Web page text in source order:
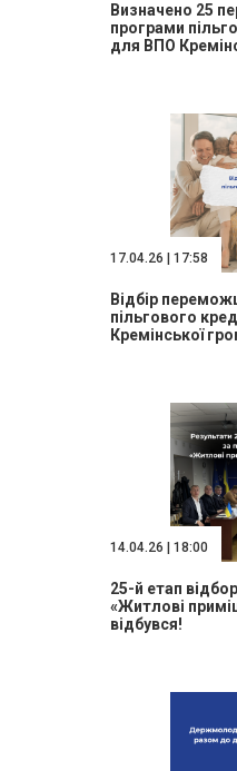
Визначено 25
програми
для ВПО
17.04.26 | 17:58
Відбір
пільгового
Кремінської
14.04.26 | 18:00
25-й етап
«Житлові
відбувся!